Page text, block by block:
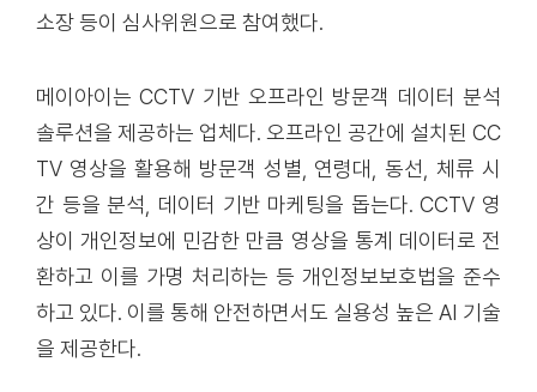
소장 등이 심사위원으로 참여했다.
메이아이는 CCTV 기반 오프라인 방문객 데이터 분석
솔루션을 제공하는 업체다. 오프라인 공간에 설치된 CC
TV 영상을 활용해 방문객 성별, 연령대, 동선, 체류 시
간 등을 분석, 데이터 기반 마케팅을 돕는다. CCTV 영
상이 개인정보에 민감한 만큼 영상을 통계 데이터로 전
환하고 이를 가명 처리하는 등 개인정보보호법을 준수
하고 있다. 이를 통해 안전하면서도 실용성 높은 AI 기술
을 제공한다.